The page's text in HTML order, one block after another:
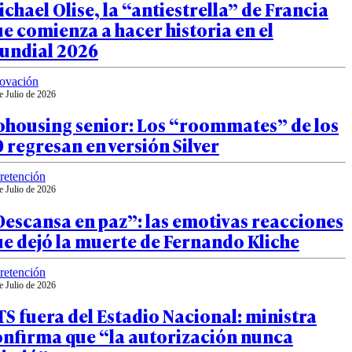
Olise, la “antiestrella” de Francia
comienza a hacer historia en el
2026
Julio de 2026
senior: Los “roommates” de los
regresan en versión Silver
Julio de 2026
en paz”: las emotivas reacciones
dejó la muerte de Fernando Kliche
Julio de 2026
fuera del Estadio Nacional: ministra
que “la autorización nunca